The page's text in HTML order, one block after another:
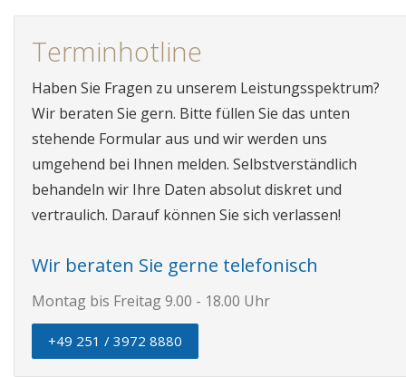
Terminhotline
Haben Sie Fragen zu unserem Leistungsspektrum?
Wir beraten Sie gern. Bitte füllen Sie das unten
stehende Formular aus und wir werden uns
umgehend bei Ihnen melden. Selbstverständlich
behandeln wir Ihre Daten absolut diskret und
vertraulich. Darauf können Sie sich verlassen!
Wir beraten Sie gerne telefonisch
Montag bis Freitag 9.00 - 18.00 Uhr
+49 251 / 3972 8880